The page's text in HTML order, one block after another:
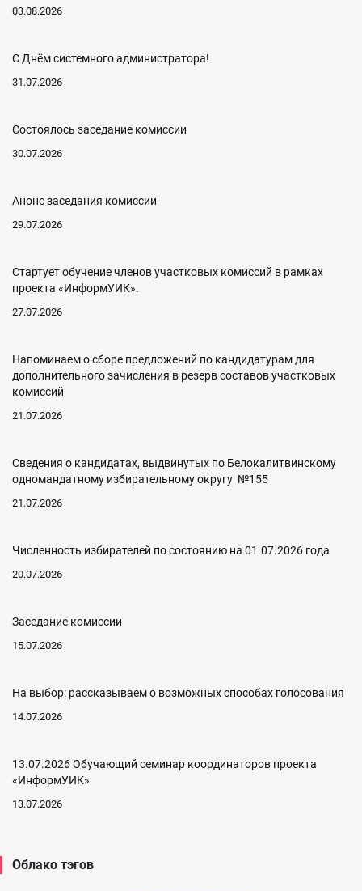
03.08.2026
С Днём системного администратора!
31.07.2026
Состоялось заседание комиссии
30.07.2026
Анонс заседания комиссии
29.07.2026
Стартует обучение членов участковых комиссий в рамках
проекта «ИнформУИК».
27.07.2026
Напоминаем о сборе предложений по кандидатурам для
дополнительного зачисления в резерв составов участковых
комиссий
21.07.2026
Сведения о кандидатах, выдвинутых по Белокалитвинскому
одномандатному избирательному округу №155
21.07.2026
Численность избирателей по состоянию на 01.07.2026 года
20.07.2026
Заседание комиссии
15.07.2026
На выбор: рассказываем о возможных способах голосования
14.07.2026
13.07.2026 Обучающий семинар координаторов проекта
«ИнформУИК»
13.07.2026
Облако тэгов